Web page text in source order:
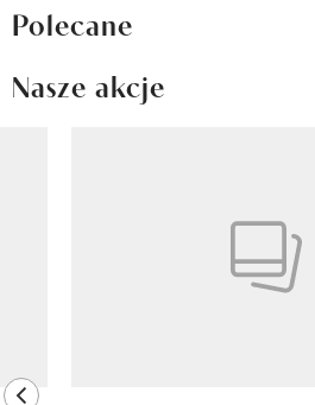
Polecane
Nasze akcje
previous element